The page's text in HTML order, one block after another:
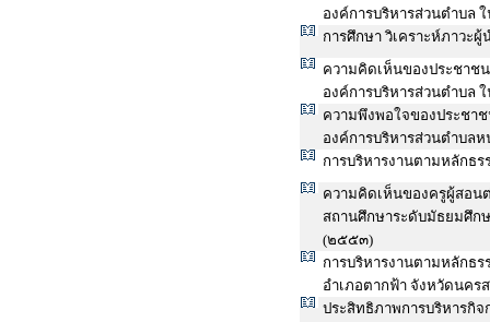
องค์การบริหารส่วนตำบล
การศึกษา วิเคราะห์ภาว
ความคิดเห็นของประชาช
องค์การบริหารส่วนตำบล
ความพึงพอใจของประชา
องค์การบริหารส่วนตำบล
การบริหารงานตามหลักธ
ความคิดเห็นของครูผู้สอน
สถานศึกษาระดับมัธยมศึก
(๒๕๕๓)
การบริหารงานตามหลักธ
อำเภอตากฟ้า จังหวัดนคร
ประสิทธิภาพการบริหารกิ